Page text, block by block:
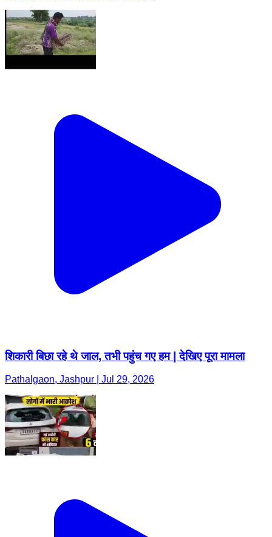
शिकारी बिछा रहे थे जाल, तभी पहुंच गए हम | देखिए पूरा मामला
Pathalgaon, Jashpur | Jul 29, 2026